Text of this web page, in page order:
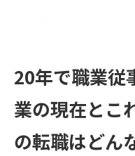
20年で職業従
業の現在とこ
の転職はどん